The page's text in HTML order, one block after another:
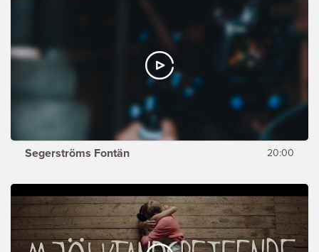
Segerströms Fontän 20:00